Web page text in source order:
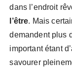
dans l’endroit
l’être. Mais
demandent plus
important étant
savourer